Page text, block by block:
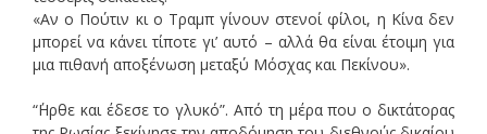
«Αν ο Πούτιν κι ο Τραμπ γίνουν στενοί φίλοι, η Κίνα δεν
μπορεί να κάνει τίποτε γι’ αυτό – αλλά θα είναι έτοιμη για
μια πιθανή αποξένωση μεταξύ Μόσχας και Πεκίνου».
“΄Ηρθε και έδεσε το γλυκό”. Από τη μέρα που ο δικτάτορας